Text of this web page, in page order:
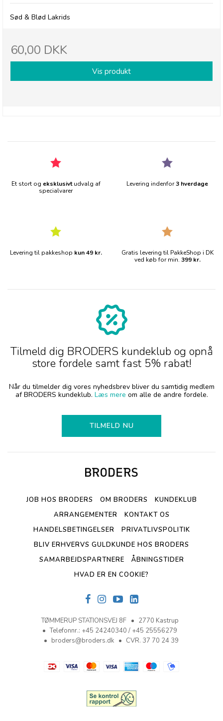
Sød & Blød Lakrids
60,00 DKK
Vis produkt
Et stort og eksklusivtudvalg af
specialvarer
Levering indenfor3 hverdage
Levering til pakkeshop kun 49 kr.
Gratis levering til PakkeShop i DK
ved køb for min. 399 kr.
Tilmeld dig BRODERS kundeklub og opnå
store fordele samt fast 5% rabat!
Når du tilmelder dig vores nyhedsbrev bliver du samtidig medlem
af BRODERS kundeklub. Læs mere om alle de andre fordele.
TILMELD NU
JOB HOS BRODERS OM BRODERS
KUNDEKLUB
ARRANGEMENTER
KONTAKT OS
HANDELSBETINGELSER
PRIVATLIVSPOLITIK
BLIV ERHVERVS GULDKUNDE HOS BRODERS
SAMARBEJDSPARTNERE
ÅBNINGSTIDER
HVAD ER EN COOKIE?
TØMMERUP STATIONSVEJ 8F
2770 Kastrup
Telefonnr.: +45 24240340 / +45 25556279
broders@broders.dk
CVR. 37 70 24 39